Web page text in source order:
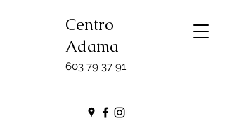
Centro
Adama
603 79 37 91